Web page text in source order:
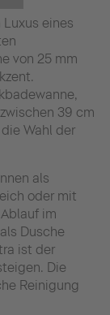
eines
von 25 mm
39 cm
Wahl der
als
oder mit
im
Dusche
ist der
Die
Reinigung